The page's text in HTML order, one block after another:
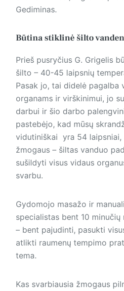
Gediminas.
Būtina stiklinė šilto
Prieš pusryčius G. Grigelis
šilto – 40-45 laipsnių
Pasak jo, tai didelė pagalba
organams ir virškinimui, jo
darbui ir šio darbo
pastebėjo, kad mūsų
vidutiniškai yra 54 laipsniai,
žmogaus – šiltas vanduo
sušildyti visus vidaus
svarbu.
Gydomojo masažo ir
specialistas bent 10
– bent pajudinti, pasukti
atlikti raumenų tempimo
tema.
Kas svarbiausia žmogaus